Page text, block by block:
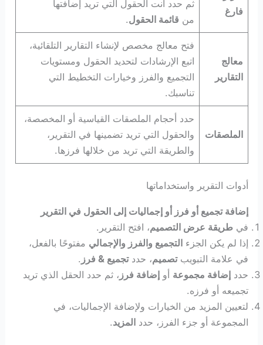
فارغ
ثم حدد أنت الحقول التي تريد إضافتها
من قائمة الحقول.
معالج
التقارير
فتح معالج مخصص لإنشاء التقارير التلقائية،
اتبع الإرشادات لتحديد الحقول ومستويات
التجميع والفرز وخيارات التخطيط التي
تناسبك.
الملصقات
حدد أحجام الملصقات القياسية أو المخصصة،
والحقول التي تريد تضمينها في التقرير،
والطريقة التي تريد من خلالها فرزها.
أدوات التقرير واستخداماتها
إضافة تجميع أو فرز أو إجماليات إلى الحقول في التقرير
فيطريقة عرض التصميم، افتح التقرير.
إذا لم يكن الجزءالتجميع والفرز والإجمالي مفتوحًا بالفعل،
في علامة التبويبتصميم، حددتجميع & فرز .
حددإضافة مجموعة أوإضافة فرز ، ثم حدد الحقل الذي تريد
تجميعه أو فرزه.
لتعيين المزيد من الخيارات ولإضافة الإجماليات، في
المجموعة أو جزء الفرز، حددالمزيد.